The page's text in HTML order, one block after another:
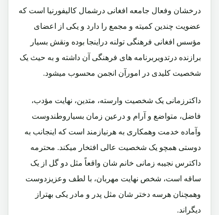
درخشان وفعال جامعه افغانی درشمال کالیفورنیا است که
عضویت چندین کمیته و مجمع را دارد و یکی از اعضای
مؤسس افغانی فرهنگی تولنه دراینجا بوده ونقش بسیار
برازنده درتدویربرنامه های فرهنگی آن داشته و به حیث یک
شخصیت کلیدی در امورآن انجمن محسوب میشود.
داکترزمانی یک شخصیت وارسته، متدین، نهایت مؤدب،
فاضل، متواضع و آرام و درعین زمان بسیاروطندوست
وآماده خدمت وهمکاری به هرنیازمند است که اینجانب به
دوستی همچو یک شخصیت عالی افتخار میکند. محترمه
داکترس نجیبه زمانی خانم شان واقعاً مثل دو گل از یک
ساقه است، شخص نهایت مهربان، با لطف وعزیزدوست
وهمچنان هرسه دختر شان مثل پدر و مادر یکی بهتراز
دیگراند.